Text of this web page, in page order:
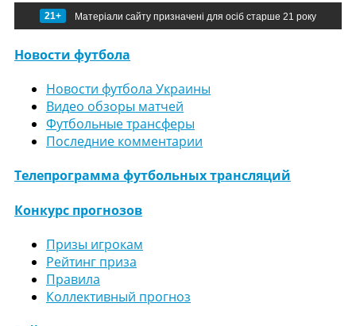
21+ Матеріали сайту призначені для осіб старше 21 року
Новости футбола
Новости футбола Украины
Видео обзоры матчей
Футбольные трансферы
Последние комментарии
Телепрограмма футбольных трансляций
Конкурс прогнозов
Призы игрокам
Рейтинг приза
Правила
Коллективный прогноз